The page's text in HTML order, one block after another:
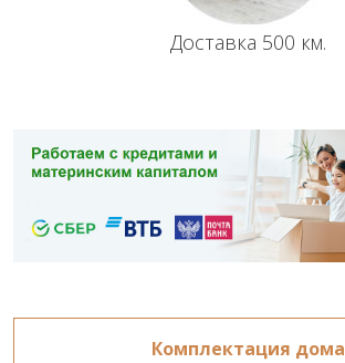
Доставка 500 км.
Комплектация дома